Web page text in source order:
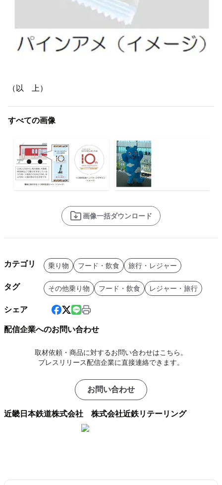
（以 上）
すべての画像
画像一括ダウンロード
カテゴリ 乗り物 フード・飲食 旅行・レジャー
タグ その他乗り物 フード・飲食 レジャー・旅行
シェア
配信企業へのお問い合わせ
取材依頼・商品に対するお問い合わせはこちら。
プレスリリース配信企業に直接連絡できます。
お問い合わせ
近畿日本鉄道株式会社 株式会社近鉄リテーリング